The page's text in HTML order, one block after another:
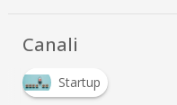
Canali
Startup